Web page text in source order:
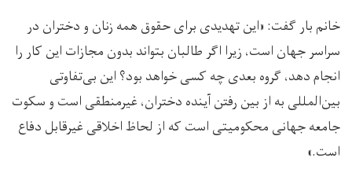
خانم بار گفت: «این تهدیدی برای حقوق همه زنان و دختران در
سراسر جهان است، زیرا اگر طالبان بتواند بدون مجازات این کار را
انجام دهد، گروه بعدی چه کسی خواهد بود؟ این بی‌تفاوتی
بین‌المللی به از بین رفتن آینده دختران، غیرمنطقی است و سکوت
جامعه جهانی محکومیتی است که از لحاظ اخلاقی غیرقابل دفاع
است.»